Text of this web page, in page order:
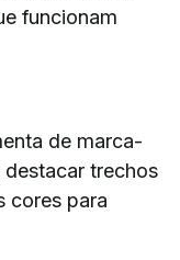
funcionam
de marca-
trechos
cores para